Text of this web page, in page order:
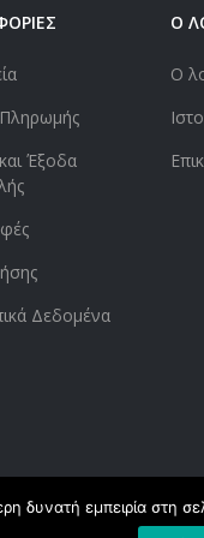
Έξοδα
Δεδομένα
Ο
Ο
εμπειρία στη